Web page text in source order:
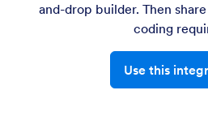
and-drop builder. Then
coding
Use this